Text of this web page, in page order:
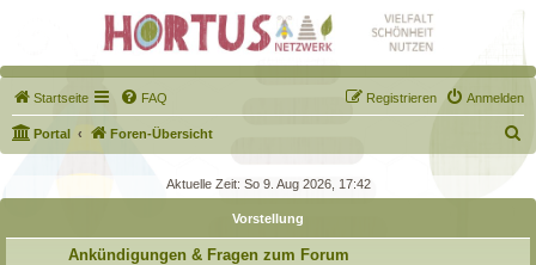
Startseite FAQ Anmelden
Registrieren
Portal Foren-Übersicht
u
Aktuelle Zeit: So 9. Aug 2026, 17:42
Vorstellung
Ankündigungen & Fragen zum Forum